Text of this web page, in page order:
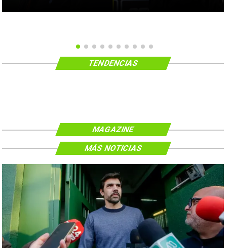
TENDENCIAS
MAGAZINE
MÁS NOTICIAS